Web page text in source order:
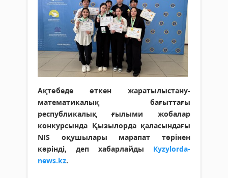
Ақтөбеде өткен жаратылыстану-
математикалық бағыттағы
республикалық ғылыми жобалар
конкурсында Қызылорда қаласындағы
NIS оқушылары марапат төрінен
көрінді, деп хабарлайды Кyzylorda-
news.kz.